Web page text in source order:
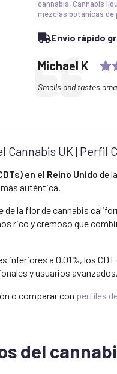
del
Cannabis
|
CDT
cantidad
cannabis,Cannabis
mezclas botánicas de
Envío rápido
Testimonial
Author:
Michael K
Text:
Smells and tastes
UK | Perfil
en el Reino Unido de
auténtica.
de la flor de cannabis
rico y cremoso que
inferiores a 0,01%, los
y usuarios avanzados.
o comparar con perfiles
del